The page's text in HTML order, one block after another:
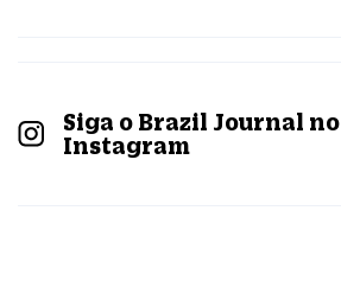
Siga o Brazil Journal no
Instagram